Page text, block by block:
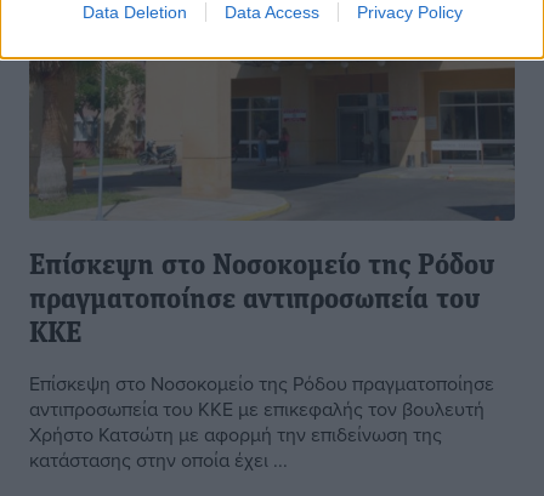
Data Deletion Data Access Privacy Policy
Επίσκεψη στο Νοσοκομείο της Ρόδου
πραγματοποίησε αντιπροσωπεία του
ΚΚΕ
Επίσκεψη στο Νοσοκομείο της Ρόδου πραγματοποίησε
αντιπροσωπεία του ΚΚΕ με επικεφαλής τον βουλευτή
Χρήστο Κατσώτη με αφορμή την επιδείνωση της
κατάστασης στην οποία έχει ...